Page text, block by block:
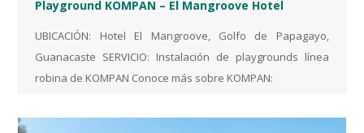
Playground KOMPAN – El Mangroove Hotel
UBICACIÓN: Hotel El Mangroove, Golfo de Papagayo,
Guanacaste SERVICIO: Instalación de playgrounds línea
robina de KOMPAN Conoce más sobre KOMPAN: